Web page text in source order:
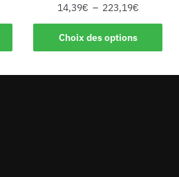
14,39€ – 223,19€
Choix des options